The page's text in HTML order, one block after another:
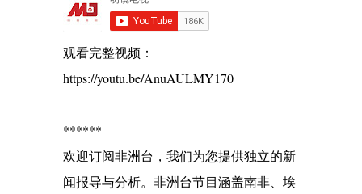
观看完整视频：
https://youtu.be/AnuAULMY170
******
欢迎订阅非洲台，我们为您提供独立的新
闻报导与分析。非洲台节目涵盖南非、埃